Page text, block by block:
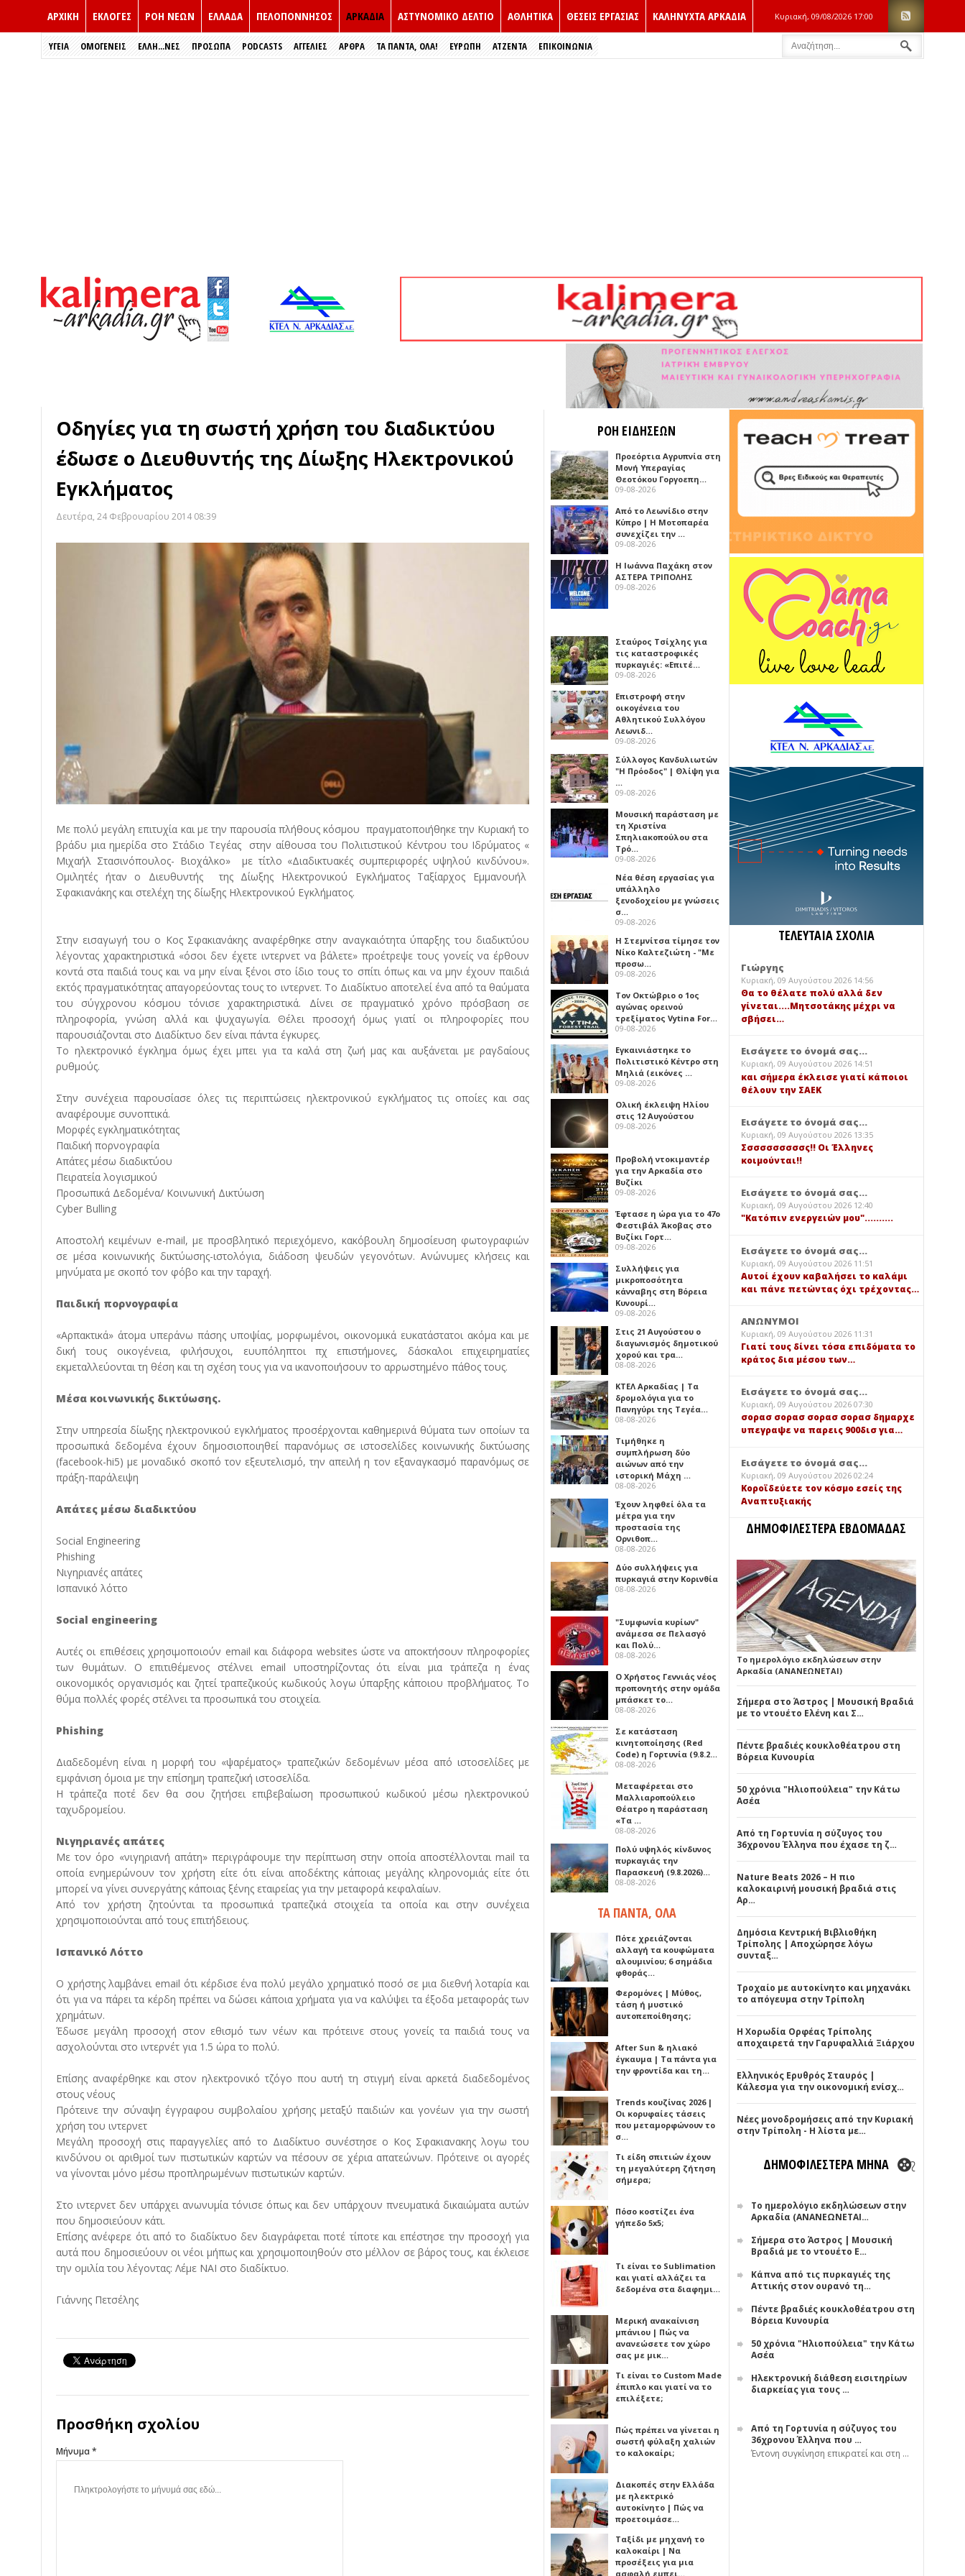
ΑΡΧΙΚΗ ΕΚΛΟΓΈΣ ΡΟΗ ΝΕΩΝ ΕΛΛΑΔΑ ΠΕΛΟΠΟΝΝΗΣΟΣ ΑΡΚΑΔΙΑ ΑΣΤΥΝΟΜΙΚΟ ΔΕΛΤΙΟ ΑΘΛΗΤΙΚΑ ΘΕΣΕΙΣ ΕΡΓΑΣΙΑΣ ΚΑΛΗΝΥΧΤΑ ΑΡΚΑΔΙΑ Κυριακή, 09/08/2026 17:00
ΥΓΕΙΑ ΟΜΟΓΕΝΕΙΣ ΈΛΛΗ...ΝΕΣ ΠΡΌΣΩΠΑ PODCASTS ΑΓΓΕΛΙΕΣ ΑΡΘΡΑ ΤΑ ΠΑΝΤΑ, ΟΛΑ! ΕΥΡΏΠΗ ΑΤΖΕΝΤΑ ΕΠΙΚΟΙΝΩΝΙΑ
Οδηγίες για τη σωστή χρήση του διαδικτύου
έδωσε ο Διευθυντής της Δίωξης Ηλεκτρονικού
Εγκλήματος
Δευτέρα, 24 Φεβρουαρίου 2014 08:39
Με πολύ μεγάλη επιτυχία και με την παρουσία πλήθους κόσμου πραγματοποιήθηκε την Κυριακή το
βράδυ μια ημερίδα στο Στάδιο Τεγέας στην αίθουσα του Πολιτιστικού Κέντρου του Ιδρύματος «
Μιχαήλ Στασινόπουλος- Βιοχάλκο» με τίτλο «Διαδικτυακές συμπεριφορές υψηλού κινδύνου».
Ομιλητές ήταν ο Διευθυντής της Δίωξης Ηλεκτρονικού Εγκλήματος Ταξίαρχος Εμμανουήλ
Σφακιανάκης και στελέχη της δίωξης Ηλεκτρονικού Εγκλήματος.
Στην εισαγωγή του ο Κος Σφακιανάκης αναφέρθηκε στην αναγκαιότητα ύπαρξης του διαδικτύου
λέγοντας χαρακτηριστικά «όσοι δεν έχετε ιντερνετ να βάλετε» προέτρεψε τους γονείς να έρθουν
κοντά στα παιδιά τους και να μην είναι ξένοι στο ίδιο τους το σπίτι όπως και να μην έχουν παιδιά
εκτός πραγματικότητας απαγορεύοντας τους το ιντερνετ. Το Διαδίκτυο αποτελεί ένα από τα θαύματα
του σύγχρονου κόσμου τόνισε χαρακτηριστικά. Δίνει σε πραγματικό χρόνο πρόσβαση σε
πληροφορία, γνώση αλλά και ψυχαγωγία. Θέλει προσοχή όμως γιατί οι πληροφορίες που
παρουσιάζονται στο Διαδίκτυο δεν είναι πάντα έγκυρες.
Το ηλεκτρονικό έγκλημα όμως έχει μπει για τα καλά στη ζωή μας και αυξάνεται με ραγδαίους
ρυθμούς.
Στην συνέχεια παρουσίασε όλες τις περιπτώσεις ηλεκτρονικού εγκλήματος τις οποίες και σας
αναφέρουμε συνοπτικά.
Μορφές εγκληματικότητας
Παιδική πορνογραφία
Απάτες μέσω διαδικτύου
Πειρατεία λογισμικού
Προσωπικά Δεδομένα/ Κοινωνική Δικτύωση
Cyber Bulling
Αποστολή κειμένων e-mail, με προσβλητικό περιεχόμενο, κακόβουλη δημοσίευση φωτογραφιών
σε μέσα κοινωνικής δικτύωσης-ιστολόγια, διάδοση ψευδών γεγονότων. Ανώνυμες κλήσεις και
μηνύματα με σκοπό τον φόβο και την ταραχή.
Παιδική πορνογραφία
«Αρπακτικά» άτομα υπεράνω πάσης υποψίας, μορφωμένοι, οικονομικά ευκατάστατοι ακόμα και με
δική τους οικογένεια, φιλήσυχοι, ευυπόληπτοι πχ επιστήμονες, δάσκαλοι επιχειρηματίες
εκμεταλλεύονται τη θέση και τη σχέση τους για να ικανοποιήσουν το αρρωστημένο πάθος τους.
Μέσα κοινωνικής δικτύωσης.
Στην υπηρεσία δίωξης ηλεκτρονικού εγκλήματος προσέρχονται καθημερινά θύματα των οποίων τα
προσωπικά δεδομένα έχουν δημοσιοποιηθεί παρανόμως σε ιστοσελίδες κοινωνικής δικτύωσης
(facebook-hi5) με μοναδικό σκοπό τον εξευτελισμό, την απειλή η τον εξαναγκασμό παρανόμως σε
πράξη-παράλειψη
Απάτες μέσω διαδικτύου
Social Engineering
Phishing
Νιγηριανές απάτες
Ισπανικό λόττο
Social engineering
Αυτές οι επιθέσεις χρησιμοποιούν email και διάφορα websites ώστε να αποκτήσουν πληροφορίες
των θυμάτων. Ο επιτιθέμενος στέλνει email υποστηρίζοντας ότι είναι μια τράπεζα η ένας
οικονομικός οργανισμός και ζητεί τραπεζικούς κωδικούς λογω ύπαρξης κάποιου προβλήματος. Το
θύμα πολλές φορές στέλνει τα προσωπικά του στοιχεία.
Phishing
Διαδεδομένη είναι η μορφή του «ψαρέματος» τραπεζικών δεδομένων μέσα από ιστοσελίδες με
εμφάνιση όμοια με την επίσημη τραπεζική ιστοσελίδα.
Η τράπεζα ποτέ δεν θα σου ζητήσει επιβεβαίωση προσωπικού κωδικού μέσω ηλεκτρονικού
ταχυδρομείου.
Νιγηριανές απάτες
Με τον όρο «νιγηριανή απάτη» περιγράφουμε την περίπτωση στην οποία αποστέλλονται mail τα
οποία ενημερώνουν τον χρήστη είτε ότι είναι αποδέκτης κάποιας μεγάλης κληρονομιάς είτε ότι
μπορεί να γίνει συνεργάτης κάποιας ξένης εταιρείας για την μεταφορά κεφαλαίων.
Από τον χρήστη ζητούνται τα προσωπικά τραπεζικά στοιχεία τα οποία και στην συνέχεια
χρησιμοποιούνται από τους επιτήδειους.
Ισπανικό Λόττο
Ο χρήστης λαμβάνει email ότι κέρδισε ένα πολύ μεγάλο χρηματικό ποσό σε μια διεθνή λοταρία και
ότι για να πάρει τα κέρδη πρέπει να δώσει κάποια χρήματα για να καλύψει τα έξοδα μεταφοράς των
χρημάτων.
Έδωσε μεγάλη προσοχή στον εθισμό των νέων και πρότεινε στους γονείς τα παιδιά τους να
ασχολούνται στο ιντερνέτ για 1.5 ώρα το πολύ.
Επίσης αναφέρθηκε και στον ηλεκτρονικό τζόγο που αυτή τη στιγμή είναι αρκετά διαδεδομένος
στους νέους
Πρότεινε την σύναψη έγγραφου συμβολαίου χρήσης μεταξύ παιδιών και γονέων για την σωστή
χρήση του ιντερνετ
Μεγάλη προσοχή στις παραγγελίες από το Διαδίκτυο συνέστησε ο Κος Σφακιανακης λογω του
κινδύνου οι αριθμοί των πιστωτικών καρτών να πέσουν σε χέρια απατεώνων. Πρότεινε οι αγορές
να γίνονται μόνο μέσω προπληρωμένων πιστωτικών καρτών.
Στο ιντερνετ δεν υπάρχει ανωνυμία τόνισε όπως και δεν υπάρχουν πνευματικά δικαιώματα αυτών
που δημοσιεύουν κάτι.
Επίσης ανέφερε ότι από το διαδίκτυο δεν διαγράφεται ποτέ τίποτε και επέστησε την προσοχή για
αυτά που δημοσιεύουν οι νέοι μήπως και χρησιμοποιηθούν στο μέλλον σε βάρος τους, και έκλεισε
την ομιλία του λέγοντας: Λέμε ΝΑΙ στο διαδίκτυο.
Γιάννης Πετσέλης
Προσθήκη σχολίου
Μήνυμα *
ΡΟΗ ΕΙΔΗΣΕΩΝ
Προεόρτια Αγρυπνία στη
Μονή Υπεραγίας
Θεοτόκου Γοργοεπη…
09-08-2026
Από το Λεωνίδιο στην
Κύπρο | Η Μοτοπαρέα
συνεχίζει την …
09-08-2026
Η Ιωάννα Παχάκη στον
ΑΣΤΕΡΑ ΤΡΙΠΟΛΗΣ
09-08-2026
Σταύρος Τσίχλης για
τις καταστροφικές
πυρκαγιές: «Επιτέ…
09-08-2026
Επιστροφή στην
οικογένεια του
Αθλητικού Συλλόγου
Λεωνιδ…
09-08-2026
Σύλλογος Κανδυλιωτών
"Η Πρόοδος" | Θλίψη για
…
09-08-2026
Μουσική παράσταση με
τη Χριστίνα
Σπηλιακοπούλου στα
Τρό…
09-08-2026
Νέα θέση εργασίας για
υπάλληλο
ξενοδοχείου με γνώσεις
σ…
09-08-2026
Η Στεμνίτσα τίμησε τον
Νίκο Καλτεζιώτη - "Με
προσω…
09-08-2026
Τον Οκτώβριο ο 1ος
αγώνας ορεινού
τρεξίματος Vytina For…
09-08-2026
Εγκαινιάστηκε το
Πολιτιστικό Κέντρο στη
Μηλιά (εικόνες …
09-08-2026
Ολική έκλειψη Ηλίου
στις 12 Αυγούστου
09-08-2026
Προβολή ντοκιμαντέρ
για την Αρκαδία στο
Βυζίκι
09-08-2026
Έφτασε η ώρα για το 47ο
Φεστιβάλ Άκοβας στο
Βυζίκι Γορτ…
09-08-2026
Συλλήψεις για
μικροποσότητα
κάνναβης στη Βόρεια
Κυνουρί…
09-08-2026
Στις 21 Αυγούστου ο
διαγωνισμός δημοτικού
χορού και τρα…
08-08-2026
ΚΤΕΛ Αρκαδίας | Τα
δρομολόγια για το
Πανηγύρι της Τεγέα…
08-08-2026
Τιμήθηκε η
συμπλήρωση δύο
αιώνων από την
ιστορική Μάχη …
08-08-2026
Έχουν ληφθεί όλα τα
μέτρα για την
προστασία της
Ορνιθοπ…
08-08-2026
Δύο συλλήψεις για
πυρκαγιά στην Κορινθία
08-08-2026
"Συμφωνία κυρίων"
ανάμεσα σε Πελασγό
και Πολύ…
08-08-2026
Ο Χρήστος Γεννιάς νέος
προπονητής στην ομάδα
μπάσκετ το…
08-08-2026
Σε κατάσταση
κινητοποίησης (Red
Code) η Γορτυνία (9.8.2…
08-08-2026
Μεταφέρεται στο
Μαλλιαροπούλειο
Θέατρο η παράσταση
«Τα …
08-08-2026
Πολύ υψηλός κίνδυνος
πυρκαγιάς την
Παρασκευή (9.8.2026)…
08-08-2026
ΤΑ ΠΑΝΤΑ, ΟΛΑ
Πότε χρειάζονται
αλλαγή τα κουφώματα
αλουμινίου; 6 σημάδια
φθοράς…
Φερομόνες | Μύθος,
τάση ή μυστικό
αυτοπεποίθησης;
After Sun & ηλιακό
έγκαυμα | Τα πάντα για
την φροντίδα και τη…
Trends κουζίνας 2026 |
Οι κορυφαίες τάσεις
που μεταμορφώνουν το
σ…
Τι είδη σπιτιών έχουν
τη μεγαλύτερη ζήτηση
σήμερα;
Πόσο κοστίζει ένα
γήπεδο 5x5;
Τι είναι το Sublimation
και γιατί αλλάζει τα
δεδομένα στα διαφημι…
Μερική ανακαίνιση
μπάνιου | Πώς να
ανανεώσετε τον χώρο
σας με μικ…
Τι είναι το Custom Made
έπιπλο και γιατί να το
επιλέξετε;
Πώς πρέπει να γίνεται η
σωστή φύλαξη χαλιών
το καλοκαίρι;
Διακοπές στην Ελλάδα
με ηλεκτρικό
αυτοκίνητο | Πώς να
προετοιμάσε…
Ταξίδι με μηχανή το
καλοκαίρι | Να
προσέξεις για μια
ασφαλή εμπει…
ΤΕΛΕΥΤΑΙΑ ΣΧΟΛΙΑ
Γιώργης
Κυριακή, 09 Αυγούστου 2026 14:56
Θα το θέλατε πολύ αλλά δεν
γίνεται....Μητσοτάκης μέχρι να
σβήσει…
Εισάγετε το όνομά σας...
Κυριακή, 09 Αυγούστου 2026 14:51
και σήμερα έκλεισε γιατί κάποιοι
θέλουν την ΣΑΕΚ
Εισάγετε το όνομά σας...
Κυριακή, 09 Αυγούστου 2026 13:35
Σσσσσσσσσσς!! Οι Έλληνες
κοιμούνται!!
Εισάγετε το όνομά σας...
Κυριακή, 09 Αυγούστου 2026 12:40
"Κατόπιν ενεργειών μου"..........
Εισάγετε το όνομά σας...
Κυριακή, 09 Αυγούστου 2026 11:51
Αυτοί έχουν καβαλήσει το καλάμι
και πάνε πετώντας όχι τρέχοντας…
ΑΝΩΝΥΜΟΙ
Κυριακή, 09 Αυγούστου 2026 11:31
Γιατί τους δίνει τόσα επιδόματα το
κράτος δια μέσου των…
Εισάγετε το όνομά σας...
Κυριακή, 09 Αυγούστου 2026 07:30
σορασ σορασ σορασ σορασ δημαρχε
υπεγραψε να παρεις 900δισ για…
Εισάγετε το όνομά σας...
Κυριακή, 09 Αυγούστου 2026 02:24
Κοροϊδεύετε τον κόσμο εσείς της
Αναπτυξιακής
ΔΗΜΟΦΙΛΕΣΤΕΡΑ ΕΒΔΟΜΑΔΑΣ
Το ημερολόγιο εκδηλώσεων στην
Αρκαδία (ΑΝΑΝΕΩΝΕΤΑΙ)
Σήμερα στο Άστρος | Μουσική Βραδιά
με το ντουέτο Ελένη και Σ…
Πέντε βραδιές κουκλοθέατρου στη
Βόρεια Κυνουρία
50 χρόνια "Ηλιοπούλεια" την Κάτω
Ασέα
Από τη Γορτυνία η σύζυγος του
36χρονου Έλληνα που έχασε τη ζ…
Nature Beats 2026 – Η πιο
καλοκαιρινή μουσική βραδιά στις
Αρ…
Δημόσια Κεντρική Βιβλιοθήκη
Τρίπολης | Αποχώρησε λόγω
συνταξ…
Τροχαίο με αυτοκίνητο και μηχανάκι
το απόγευμα στην Τρίπολη
Η Χορωδία Ορφέας Τρίπολης
αποχαιρετά την Γαρυφαλλιά Ξιάρχου
Ελληνικός Ερυθρός Σταυρός |
Κάλεσμα για την οικονομική ενίσχ…
Νέες μονοδρομήσεις από την Κυριακή
στην Τρίπολη - Η λίστα με…
ΔΗΜΟΦΙΛΕΣΤΕΡΑ ΜΗΝΑ
Το ημερολόγιο εκδηλώσεων στην
Αρκαδία (ΑΝΑΝΕΩΝΕΤΑΙ…
Σήμερα στο Άστρος | Μουσική
Βραδιά με το ντουέτο Ε…
Κάπνα από τις πυρκαγιές της
Αττικής στον ουρανό τη…
Πέντε βραδιές κουκλοθέατρου στη
Βόρεια Κυνουρία
50 χρόνια "Ηλιοπούλεια" την Κάτω
Ασέα
Ηλεκτρονική διάθεση εισιτηρίων
διαρκείας για τους …
Από τη Γορτυνία η σύζυγος του
36χρονου Έλληνα που …
Έντονη συγκίνηση επικρατεί και στη …